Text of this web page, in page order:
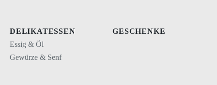
DELIKATESSEN
Essig & Öl
Gewürze & Senf
GESCHENKE